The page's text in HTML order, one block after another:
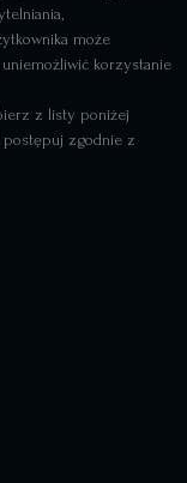
może
korzystanie
z listy poniżej
postępuj zgodnie z